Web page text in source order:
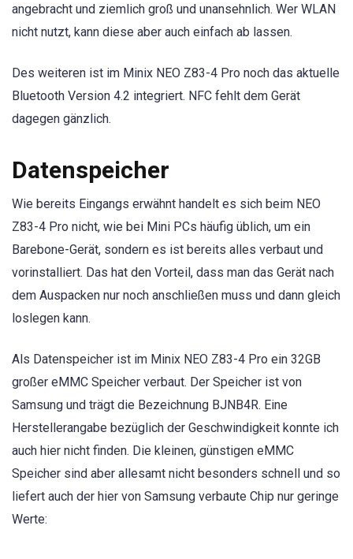
angebracht und ziemlich groß und unansehnlich. Wer WLAN
nicht nutzt, kann diese aber auch einfach ab lassen.
Des weiteren ist im Minix NEO Z83-4 Pro noch das aktuelle
Bluetooth Version 4.2 integriert. NFC fehlt dem Gerät
dagegen gänzlich.
Datenspeicher
Wie bereits Eingangs erwähnt handelt es sich beim NEO
Z83-4 Pro nicht, wie bei Mini PCs häufig üblich, um ein
Barebone-Gerät, sondern es ist bereits alles verbaut und
vorinstalliert. Das hat den Vorteil, dass man das Gerät nach
dem Auspacken nur noch anschließen muss und dann gleich
loslegen kann.
Als Datenspeicher ist im Minix NEO Z83-4 Pro ein 32GB
großer eMMC Speicher verbaut. Der Speicher ist von
Samsung und trägt die Bezeichnung BJNB4R. Eine
Herstellerangabe bezüglich der Geschwindigkeit konnte ich
auch hier nicht finden. Die kleinen, günstigen eMMC
Speicher sind aber allesamt nicht besonders schnell und so
liefert auch der hier von Samsung verbaute Chip nur geringe
Werte: